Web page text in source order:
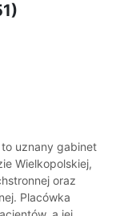
to uznany gabinet
Wielkopolskiej,
oraz
Placówka